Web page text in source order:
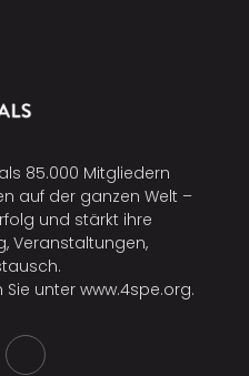
85.000 Mitgliedern
auf der ganzen Welt –
und stärkt ihre
Veranstaltungen,
Sie unter www.4spe.org.